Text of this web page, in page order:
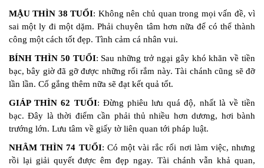
MẬU THÌN 38 TUỔI: Không nên chủ quan trong mọi vấn đề, vì
sai một ly đi một dặm. Phải chuyên tâm hơn nữa để có thể thành
công một cách tốt đẹp. Tình cảm cá nhân vui.
BÍNH THÌN 50 TUỔI: Sau những trở ngại gây khó khăn về tiền
bạc, bây giờ đã gỡ được những rối rắm này. Tài chánh cũng sẽ đỡ
lần lần. Cố gắng thêm nữa sẽ đạt kết quả tốt.
GIÁP THÌN 62 TUỔI: Đừng phiêu lưu quá độ, nhất là về tiền
bạc. Đây là thời điểm cần phải thủ nhiều hơn dương, hơi bành
trướng lớn. Lưu tâm về giấy tờ liên quan tới pháp luật.
NHÂM THÌN 74 TUỔI: Có một vài rắc rối nơi làm việc, nhưng
rồi lại giải quyết được êm đẹp ngay. Tài chánh vẫn khả quan,